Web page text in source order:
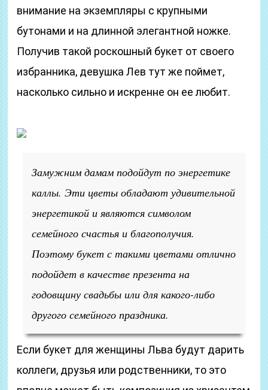
внимание на экземпляры с крупными
бутонами и на длинной элегантной ножке.
Получив такой роскошный букет от своего
избранника, девушка Лев тут же поймет,
насколько сильно и искренне он ее любит.
Замужним дамам подойдут по энергетике
каллы. Эти цветы обладают удивительной
энергетикой и являются символом
семейного счастья и благополучия.
Поэтому букет с такими цветами отлично
подойдет в качестве презента на
годовщину свадьбы или для какого-либо
другого семейного праздника.
Если букет для женщины Льва будут дарить
коллеги, друзья или родственники, то это